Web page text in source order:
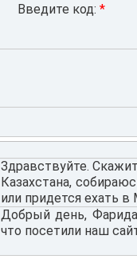
Введите код: *
Здравствуйте.
Казахстана,
или придется ехать
Добрый день,
что посетили наш